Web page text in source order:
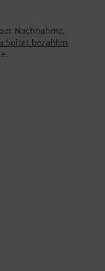
Nachnahme,
Sofort bezahlen,